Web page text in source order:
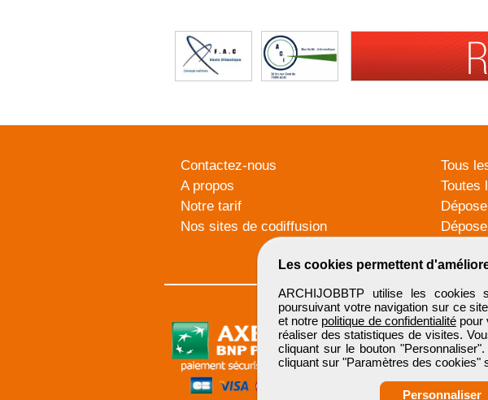
Les cookies permettent
ARCHIJOBBTP utilise les
poursuivant votre navigation sur ce
et notre politique de confidentialitépour
réaliser des statistiques de visites.
cliquant sur le bouton
cliquant sur "Paramètres des cookies"
Personnaliser
Contactez-nous
A propos
Notre tarif
Nos sites de codiffusion
Tous
Toutes